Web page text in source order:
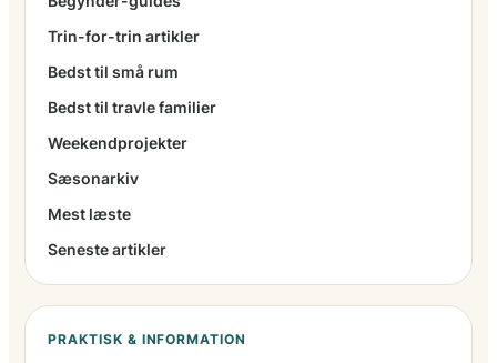
Trin-for-trin artikler
Bedst til små rum
Bedst til travle familier
Weekendprojekter
Sæsonarkiv
Mest læste
Seneste artikler
PRAKTISK & INFORMATION